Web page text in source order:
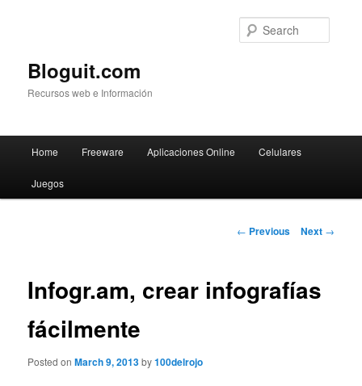
Bloguit.com
Recursos web e Información
Skip
to
Home Freeware Aplicaciones Online Celulares
Juegos
Post
← Previous Next →
Infogr.am, crear infografías
fácilmente
Posted onMarch 9, 2013by100delrojo